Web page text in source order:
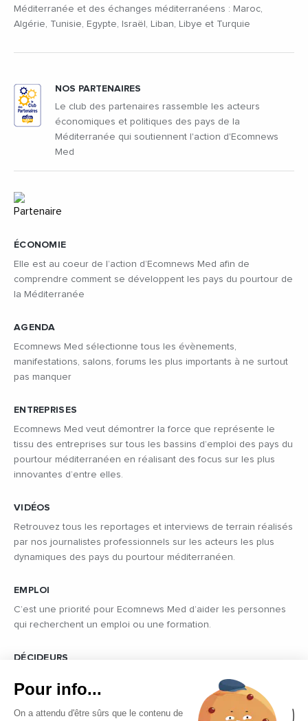
Méditerranée et des échanges méditerranéens : Maroc,
Algérie, Tunisie, Egypte, Israël, Liban, Libye et Turquie
ÉCONOMIE
Elle est au coeur de l’action d’Ecomnews Med afin de
comprendre comment se développent les pays du pourtour de
la Méditerranée
AGENDA
Ecomnews Med sélectionne tous les évènements,
manifestations, salons, forums les plus importants à ne surtout
pas manquer
ENTREPRISES
Ecomnews Med veut démontrer la force que représente le
tissu des entreprises sur tous les bassins d’emploi des pays du
pourtour méditerranéen en réalisant des focus sur les plus
innovantes d’entre elles.
VIDÉOS
Retrouvez tous les reportages et interviews de terrain réalisés
par nos journalistes professionnels sur les acteurs les plus
dynamiques des pays du pourtour méditerranéen.
EMPLOI
C’est une priorité pour Ecomnews Med d’aider les personnes
qui recherchent un emploi ou une formation.
DÉCIDEURS
Quels sont les décideurs qui font l’actualité économique et
politique des pays du pourtour de la Méditerranée.
NOS PARTENAIRES
Le club des partenaires rassemble les acteurs
économiques et politiques des pays de la
Méditerranée qui soutiennent l'action d'Ecomnews
Med
Pour info...
On a attendu d'être sûrs que le contenu de